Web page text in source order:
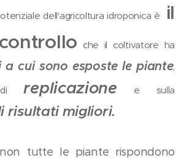
dell'agricoltura idroponica è
il
che il coltivatore ha
a cui sono esposte le piante,
direplicazione e sulla
risultati migliori.
non tutte le piante rispondono